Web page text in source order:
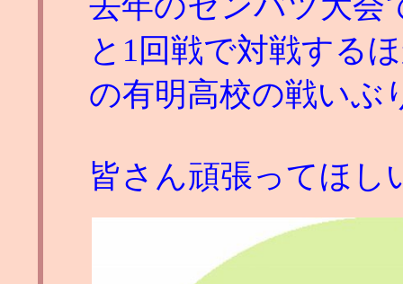
と1回戦で対戦する
の有明高校の戦いぶ
皆さん頑張ってほし